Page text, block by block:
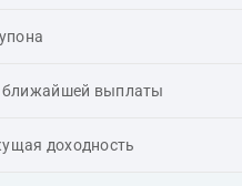
ближайшей выплаты
доходность